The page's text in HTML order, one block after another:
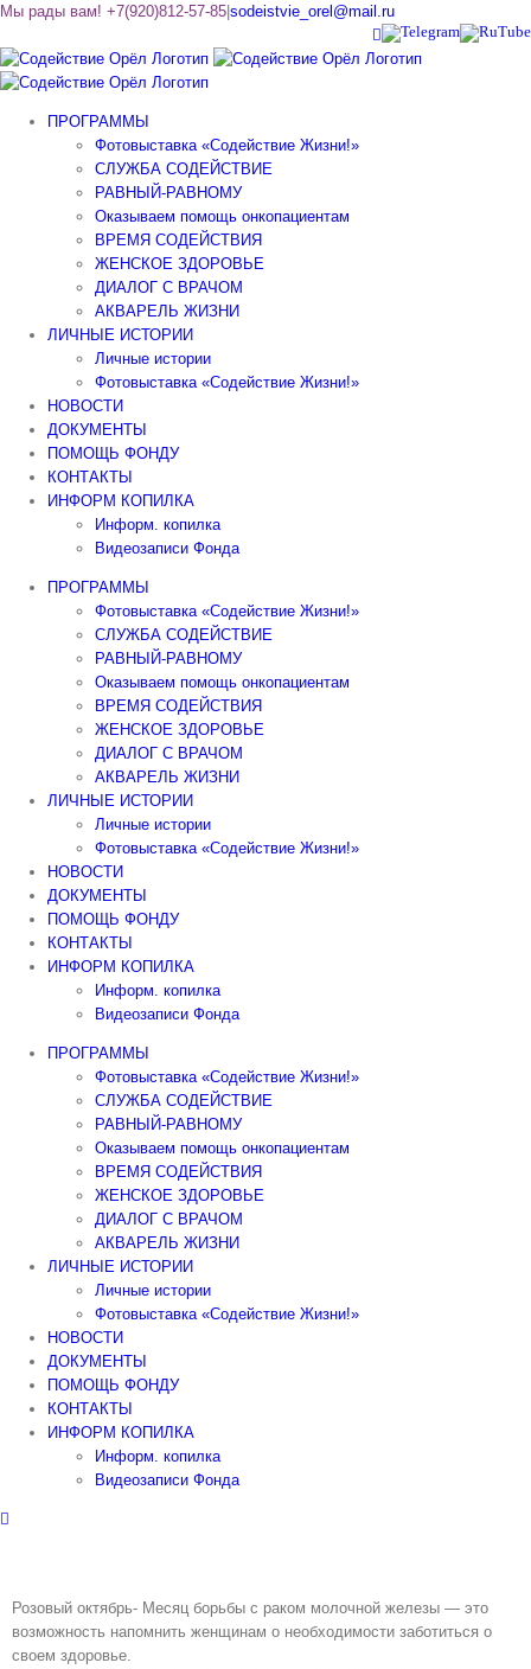
Skip
content
Мы рады вам! +7(920)812-57-85 sodeistvie_orel@mail.ru
Vk
Telegram RuTube
ПРОГРАММЫ
Фотовыставка «Содействие Жизни!»
СЛУЖБА СОДЕЙСТВИЕ
РАВНЫЙ-РАВНОМУ
Оказываем помощь онкопациентам
ВРЕМЯ СОДЕЙСТВИЯ
ЖЕНСКОЕ ЗДОРОВЬЕ
ДИАЛОГ С ВРАЧОМ
АКВАРЕЛЬ ЖИЗНИ
ЛИЧНЫЕ ИСТОРИИ
Личные истории
Фотовыставка «Содействие Жизни!»
НОВОСТИ
ДОКУМЕНТЫ
ПОМОЩЬ ФОНДУ
КОНТАКТЫ
ИНФОРМ КОПИЛКА
Информ. копилка
Видеозаписи Фонда
ПРОГРАММЫ
Фотовыставка «Содействие Жизни!»
СЛУЖБА СОДЕЙСТВИЕ
РАВНЫЙ-РАВНОМУ
Оказываем помощь онкопациентам
ВРЕМЯ СОДЕЙСТВИЯ
ЖЕНСКОЕ ЗДОРОВЬЕ
ДИАЛОГ С ВРАЧОМ
АКВАРЕЛЬ ЖИЗНИ
ЛИЧНЫЕ ИСТОРИИ
Личные истории
Фотовыставка «Содействие Жизни!»
НОВОСТИ
ДОКУМЕНТЫ
ПОМОЩЬ ФОНДУ
КОНТАКТЫ
ИНФОРМ КОПИЛКА
Информ. копилка
Видеозаписи Фонда
ПРОГРАММЫ
Фотовыставка «Содействие Жизни!»
СЛУЖБА СОДЕЙСТВИЕ
РАВНЫЙ-РАВНОМУ
Оказываем помощь онкопациентам
ВРЕМЯ СОДЕЙСТВИЯ
ЖЕНСКОЕ ЗДОРОВЬЕ
ДИАЛОГ С ВРАЧОМ
АКВАРЕЛЬ ЖИЗНИ
ЛИЧНЫЕ ИСТОРИИ
Личные истории
Фотовыставка «Содействие Жизни!»
НОВОСТИ
ДОКУМЕНТЫ
ПОМОЩЬ ФОНДУ
КОНТАКТЫ
ИНФОРМ КОПИЛКА
Информ. копилка
Видеозаписи Фонда
Розовый октябрь- Месяц борьбы с раком молочной железы — это
возможность напомнить женщинам о необходимости заботиться о
своем здоровье.